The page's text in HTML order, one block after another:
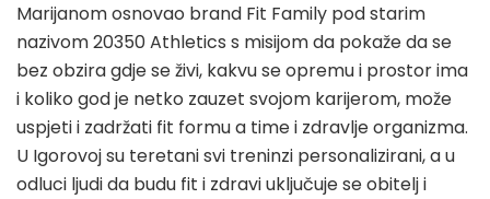
Marijanom osnovao brand Fit Family pod starim
nazivom 20350 Athletics s misijom da pokaže da se
bez obzira gdje se živi, kakvu se opremu i prostor ima
i koliko god je netko zauzet svojom karijerom, može
uspjeti i zadržati fit formu a time i zdravlje organizma.
U Igorovoj su teretani svi treninzi personalizirani, a u
odluci ljudi da budu fit i zdravi uključuje se obitelj i